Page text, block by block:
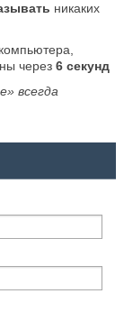
никаких
через 6секунд
всегда